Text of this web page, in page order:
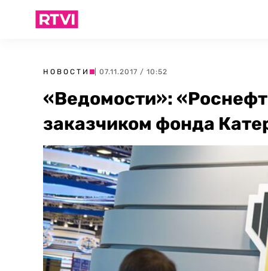
НОВОСТИ | 07.11.2017 / 10:52
«Ведомости»:
заказчиком фонда